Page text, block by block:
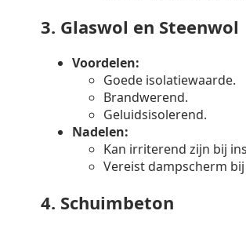
3. Glaswol en Steenwol
Voordelen:
Goede isolatiewaarde.
Brandwerend.
Geluidsisolerend.
Nadelen:
Kan irriterend zijn bij
Vereist dampscherm
4. Schuimbeton